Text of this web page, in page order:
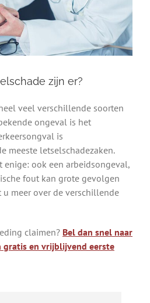
zijn er?
veel verschillende soorten
ongeval is het
is
meeste letselschadezaken.
enige: ook een arbeidsongeval,
fout kan grote gevolgen
u meer over de verschillende
claimen? Bel dan snel naar
gratis en vrijblijvend eerste